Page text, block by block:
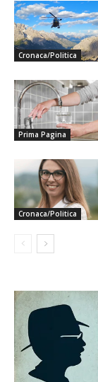
Cronaca/Politica
Prima Pagina
Cronaca/Politica